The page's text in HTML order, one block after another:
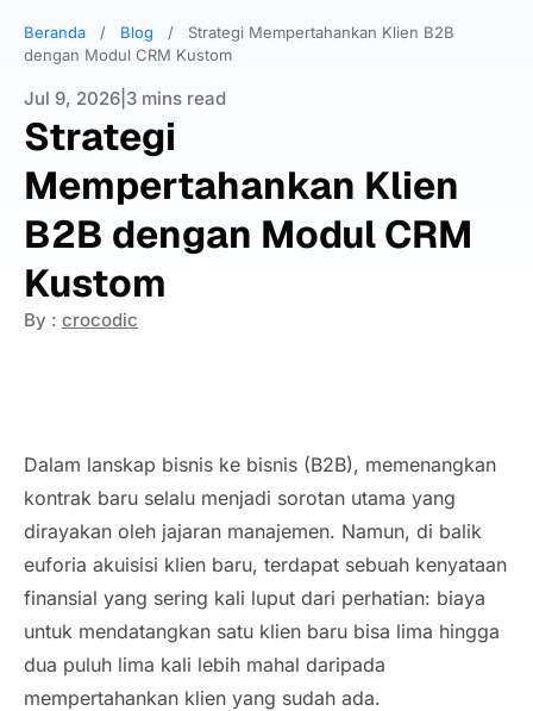
Beranda / Blog /
Strategi Mempertahankan Klien B2B
dengan Modul CRM Kustom
Jul 9, 2026 3 mins read
Strategi
Mempertahankan Klien
B2B dengan Modul CRM
Kustom
By : crocodic
Dalam lanskap bisnis ke bisnis (B2B), memenangkan
kontrak baru selalu menjadi sorotan utama yang
dirayakan oleh jajaran manajemen. Namun, di balik
euforia akuisisi klien baru, terdapat sebuah kenyataan
finansial yang sering kali luput dari perhatian: biaya
untuk mendatangkan satu klien baru bisa lima hingga
dua puluh lima kali lebih mahal daripada
mempertahankan klien yang sudah ada.